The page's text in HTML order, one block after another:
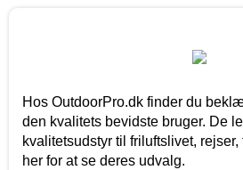
Hos OutdoorPro.dk finder du
den kvalitets bevidste bruger. De
kvalitetsudstyr til friluftslivet,
her for at se deres udvalg.